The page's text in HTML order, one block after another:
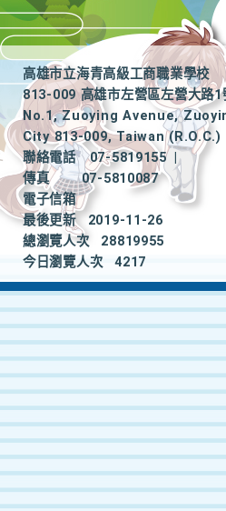
高雄市立海青高級工商職業學校
813-009 高雄市左營區左營大路1
No.1, Zuoying Avenue,
City 813-009, Taiwan (R.O.C.)
聯絡電話
07-5819155
|
傳真
07-5810087
電子信箱
最後更新
2019-11-26
總瀏覽人次
28819955
今日瀏覽人次
4217